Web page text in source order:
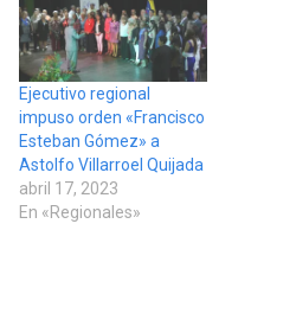
Ejecutivo regional
impuso orden «Francisco
Esteban Gómez» a
Astolfo Villarroel Quijada
abril 17, 2023
En «Regionales»